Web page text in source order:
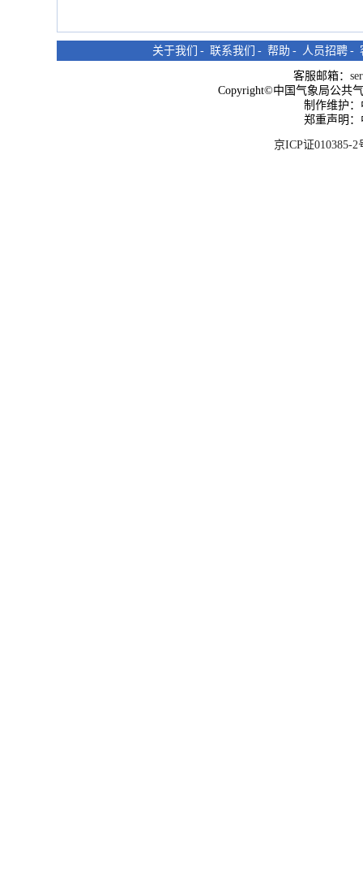
关于我们 - 联系我们 - 帮助 - 人员招聘 -
客服邮箱：
Copyright©中国气象局公共
制作维护
郑重声明
京ICP证010385-2